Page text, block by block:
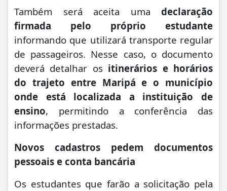
Também será aceita uma declaração
firmada pelo próprio estudante
informando que utilizará transporte regular
de passageiros. Nesse caso, o documento
deverá detalhar os itinerários e horários
do trajeto entre Maripá e o município
onde está localizada a instituição de
ensino, permitindo a conferência das
informações prestadas.
Novos cadastros pedem documentos
pessoais e conta bancária
Os estudantes que farão a solicitação pela